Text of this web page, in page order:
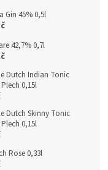
Gin 45% 0,5l
42,7% 0,7l
Dutch Indian Tonic
0,15l
Dutch Skinny Tonic
0,15l
Rose 0,33l